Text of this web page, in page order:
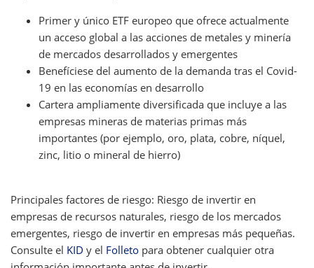
Primer y único ETF europeo que ofrece actualmente
un acceso global a las acciones de metales y minería
de mercados desarrollados y emergentes
Benefíciese del aumento de la demanda tras el Covid-
19 en las economías en desarrollo
Cartera ampliamente diversificada que incluye a las
empresas mineras de materias primas más
importantes (por ejemplo, oro, plata, cobre, níquel,
zinc, litio o mineral de hierro)
Principales factores de riesgo: Riesgo de invertir en
empresas de recursos naturales, riesgo de los mercados
emergentes, riesgo de invertir en empresas más pequeñas.
Consulte el KID y el Folleto para obtener cualquier otra